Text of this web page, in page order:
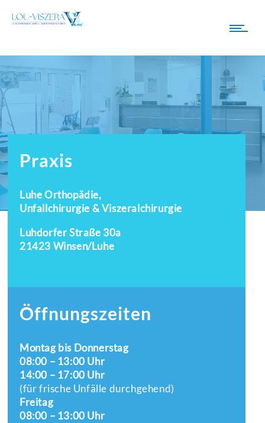
Praxis
Luhe Orthopädie,
Unfallchirurgie & Viszeralchirurgie
Luhdorfer Straße 30a
21423 Winsen/Luhe
Öffnungszeiten
Montag bis Donnerstag
08:00 – 13:00 Uhr
14:00 – 17:00 Uhr
(für frische Unfälle durchgehend)
Freitag
08:00 – 13:00 Uhr